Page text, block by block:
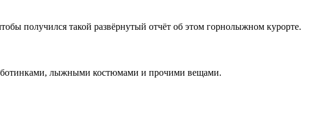
получился такой развёрнутый отчёт об этом горнолыжном курорте.
лыжными костюмами и прочими вещами.